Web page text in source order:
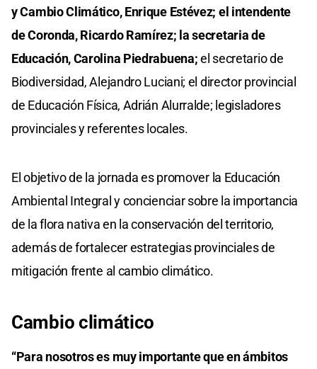
y Cambio Climático, Enrique Estévez; el intendente
de Coronda, Ricardo Ramírez; la secretaria de
Educación, Carolina Piedrabuena;el secretario de
Biodiversidad, Alejandro Luciani; el director provincial
de Educación Física, Adrián Alurralde; legisladores
provinciales y referentes locales.
El objetivo de la jornada es promover la Educación
Ambiental Integral y concienciar sobre la importancia
de la flora nativa en la conservación del territorio,
además de fortalecer estrategias provinciales de
mitigación frente al cambio climático.
Cambio climático
“Para nosotros es muy importante que en ámbitos